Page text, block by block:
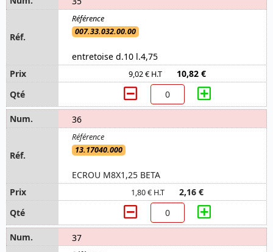
007.33.032.00.00
entretoise d.10 l.4,75
9,02 € H.T 10,82 €
36
13.17040.000
ECROU M8X1,25 BETA
1,80 € H.T 2,16 €
37